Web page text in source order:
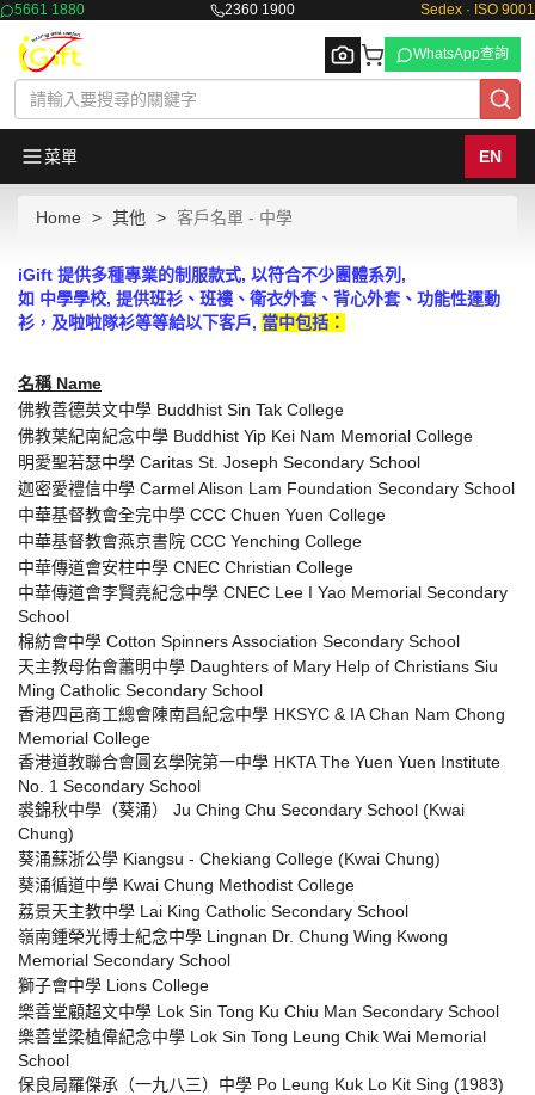
5661 1880 2360 1900 Sedex · ISO 9001
WhatsApp查詢
菜單 EN
Home 其他 客戶名單 - 中學
iGift 提供多種專業的制服款式, 以符合不少團體系列,
如 中學學校, 提供班衫 、班褸、衛衣外套、背心外套、功能性運動
衫，及啦啦隊衫等等給以下客戶, 當中包括：
名稱 Name
佛教善德英文中學 Buddhist Sin Tak College
佛教葉紀南紀念中學 Buddhist Yip Kei Nam Memorial College
明愛聖若瑟中學 Caritas St. Joseph Secondary School
迦密愛禮信中學 Carmel Alison Lam Foundation Secondary School
中華基督教會全完中學 CCC Chuen Yuen College
中華基督教會燕京書院 CCC Yenching College
中華傳道會安柱中學 CNEC Christian College
中華傳道會李賢堯紀念中學 CNEC Lee I Yao Memorial Secondary
School
棉紡會中學 Cotton Spinners Association Secondary School
天主教母佑會蕭明中學 Daughters of Mary Help of Christians Siu
Ming Catholic Secondary School
香港四邑商工總會陳南昌紀念中學 HKSYC & IA Chan Nam Chong
Memorial College
香港道教聯合會圓玄學院第一中學 HKTA The Yuen Yuen Institute
No. 1 Secondary School
裘錦秋中學（葵涌） Ju Ching Chu Secondary School (Kwai
Chung)
葵涌蘇浙公學 Kiangsu - Chekiang College (Kwai Chung)
葵涌循道中學 Kwai Chung Methodist College
荔景天主教中學 Lai King Catholic Secondary School
嶺南鍾榮光博士紀念中學 Lingnan Dr. Chung Wing Kwong
Memorial Secondary School
獅子會中學 Lions College
樂善堂顧超文中學 Lok Sin Tong Ku Chiu Man Secondary School
樂善堂梁植偉紀念中學 Lok Sin Tong Leung Chik Wai Memorial
School
保良局羅傑承（一九八三）中學 Po Leung Kuk Lo Kit Sing (1983)